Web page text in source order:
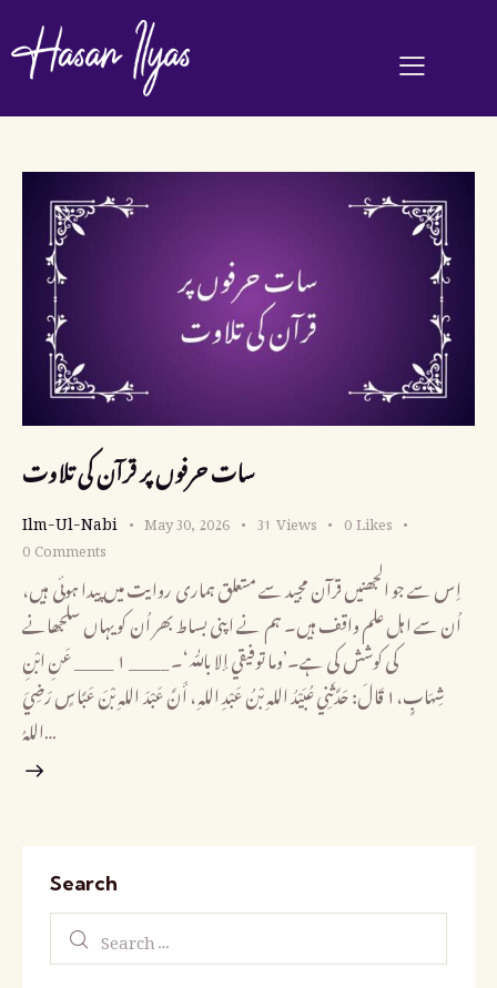
سات حرفوں پر قرآن کی تلاوت
Ilm-Ul-Nabi May 30, 2026 31 Views 0Likes
0Comments
اِس سے جو الجھنیں قرآن مجید سے متعلق ہماری روایت میں پیدا ہوئی ہیں،
اُن سے اہل علم واقف ہیں۔ ہم نے اپنی بساط بھر اُن کو یہاں سلجھانے
کی کوشش کی ہے۔’وما توفيقي إلا باللّٰه‘۔ _____ــــــ ۱ ــــــ_____ عَنِ ابْنِ
شِهَابٍ،۱ قَالَ: حَدَّثَنِي عُبَيْدُ اللهِ بْنُ عَبْدِ اللهِ، أَنَّ عَبْدَ اللهِ بْنَ عَبَّاسٍ رَضِيَ
اللهُ…
Search